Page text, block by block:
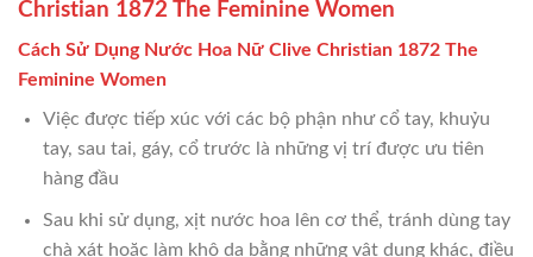
Christian 1872 The Feminine Women
Cách Sử Dụng Nước Hoa Nữ Clive Christian 1872 The
Feminine Women
Việc được tiếp xúc với các bộ phận như cổ tay, khuỷu
tay, sau tai, gáy, cổ trước là những vị trí được ưu tiên
hàng đầu
Sau khi sử dụng, xịt nước hoa lên cơ thể, tránh dùng tay
chà xát hoặc làm khô da bằng những vật dụng khác, điều